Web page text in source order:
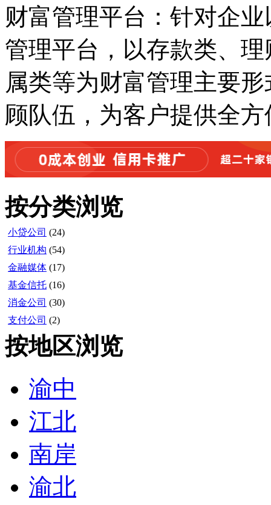
财富管理平台：针对企
管理平台，以存款类、
属类等为财富管理主要
顾队伍，为客户提供全
按分类浏览
小贷公司 (24)
行业机构 (54)
金融媒体 (17)
基金信托 (16)
消金公司 (30)
支付公司 (2)
按地区浏览
渝中
江北
南岸
渝北